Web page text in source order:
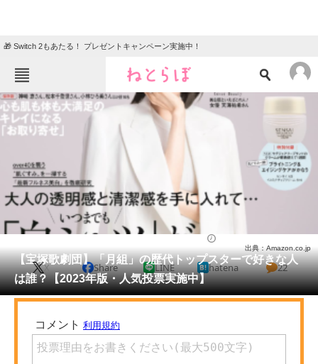
🎁 Switch 2もあたる！ プレゼントキャンペーン実施中！
ねとらぼメニュー
TOP ニュース
クイズ
グルメ
住まい 教育・育児
動物 リサーチ
会員記事
メディア
ITの今と未来を見通す
【宝塚歌劇団】「月組」の歴代トップスターで好きな人
は誰？【2023年版・人気投票実施中】
出典：Amazon.co.jp
X Share LINE hatena 22